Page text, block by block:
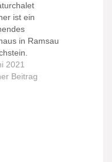
ist ein
in Ramsau
2021
Beitrag